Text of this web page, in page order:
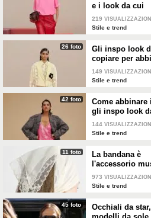
e i look da cui
prendere
219 VISUALIZZAZIONI
Stile e trend
26 foto
Gli inspo look
copiare per
giallo
149 VISUALIZZAZIONI
Stile e trend
42 foto
Come abbinare
gli inspo look
copiare
144 VISUALIZZAZIONI
Stile e trend
11 foto
La bandana è
l'accessorio
dell'estate 2026:
modelli di
973 VISUALIZZAZIONI
Stile e trend
45 foto
Occhiali da